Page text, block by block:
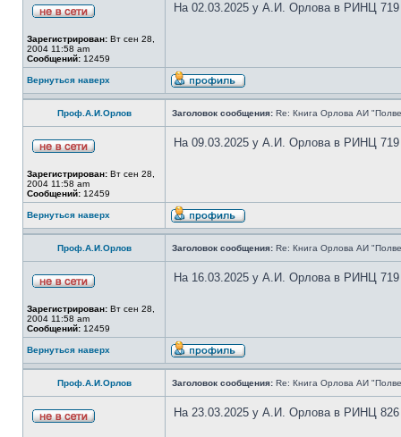
Зарегистрирован: Вт сен 28,
2004 11:58 am
Сообщений: 12459
На 02.03.2025 у А.И. Орлова в РИНЦ 719
Вернуться наверх
Проф.А.И.Орлов Заголовок сообщения: Re: Книга Орлова АИ
Зарегистрирован: Вт сен 28,
2004 11:58 am
Сообщений: 12459
На 09.03.2025 у А.И. Орлова в РИНЦ 719
Вернуться наверх
Проф.А.И.Орлов Заголовок сообщения: Re: Книга Орлова АИ
Зарегистрирован: Вт сен 28,
2004 11:58 am
Сообщений: 12459
На 16.03.2025 у А.И. Орлова в РИНЦ 719
Вернуться наверх
Проф.А.И.Орлов Заголовок сообщения: Re: Книга Орлова АИ
На 23.03.2025 у А.И. Орлова в РИНЦ 826